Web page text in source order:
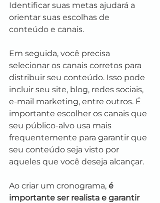
Identificar suas metas ajudará a
orientar suas escolhas de
conteúdo e canais.
Em seguida, você precisa
selecionar os canais corretos para
distribuir seu conteúdo. Isso pode
incluir seu site, blog, redes sociais,
e-mail marketing, entre outros. É
importante escolher os canais que
seu público-alvo usa mais
frequentemente para garantir que
seu conteúdo seja visto por
aqueles que você deseja alcançar.
Ao criar um cronograma, é
importante ser realista e garantir